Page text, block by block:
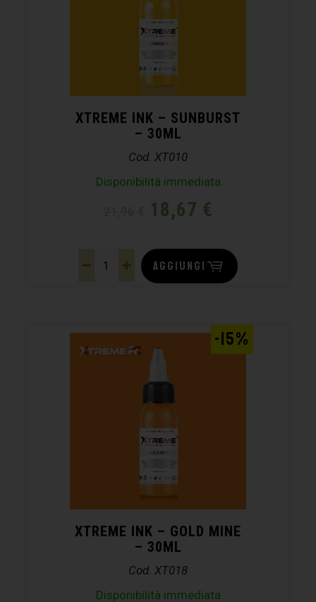
XTREME INK – SUNBURST
– 30ML
Cod. XT010
Disponibilità immediata
18,67 €
AGGIUNGI
XTREME INK – GOLD MINE
– 30ML
Cod. XT018
Disponibilità immediata
-15%